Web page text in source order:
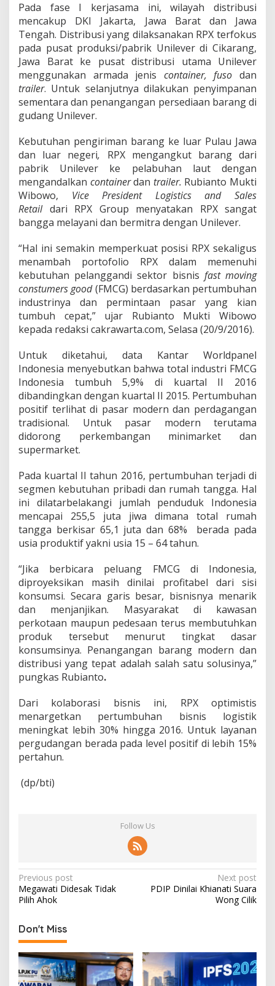
k
e
t
J
a
s
a
L
o
g
t
i
T
e
r
p
a
d
Pada fase I kerjasama ini, wilayah distribusi
mencakup DKI Jakarta, Jawa Barat dan Jawa
Tengah. Distribusi yang dilaksanakan RPX terfokus
pada pusat produksi/pabrik Unilever di Cikarang,
Jawa Barat ke pusat distribusi utama Unilever
menggunakan armada jenis container, fuso dan
trailer. Untuk selanjutnya dilakukan penyimpanan
sementara dan penangangan persediaan barang di
gudang Unilever.
Kebutuhan pengiriman barang ke luar Pulau Jawa
dan luar negeri, RPX mengangkut barang dari
pabrik Unilever ke pelabuhan laut dengan
mengandalkan containerdan trailer. Rubianto Mukti
Wibowo, Vice President Logistics
and Sales
Retail dari RPX Group menyatakan RPX sangat
bangga melayani dan bermitra dengan Unilever.
“Hal ini semakin memperkuat posisi RPX sekaligus
menambah portofolio RPX dalam memenuhi
kebutuhan pelanggandi sektor bisnis fast moving
constumers good(FMCG) berdasarkan pertumbuhan
industrinya dan permintaan pasar yang kian
tumbuh cepat,” ujar Rubianto Mukti Wibowo
kepada redaksi cakrawarta.com, Selasa (20/9/2016).
Untuk diketahui, data Kantar Worldpanel
Indonesia menyebutkan bahwa total industri FMCG
Indonesia tumbuh 5,9% di kuartal II 2016
dibandingkan dengan kuartal II 2015. Pertumbuhan
positif terlihat di pasar modern dan perdagangan
tradisional. Untuk pasar modern terutama
didorong perkembangan minimarket dan
supermarket.
Pada kuartal II tahun 2016, pertumbuhan terjadi di
segmen kebutuhan pribadi dan rumah tangga. Hal
ini dilatarbelakangi jumlah penduduk Indonesia
mencapai 255,5 juta jiwa dimana total rumah
tangga berkisar 65,1 juta dan 68% berada pada
usia produktif yakni usia 15 – 64 tahun.
“Jika berbicara peluang FMCG di Indonesia,
diproyeksikan masih dinilai profitabel dari sisi
konsumsi. Secara garis besar, bisnisnya menarik
dan menjanjikan. Masyarakat di kawasan
perkotaan maupun pedesaan terus membutuhkan
produk tersebut menurut tingkat dasar
konsumsinya. Penangangan barang modern dan
distribusi yang tepat adalah salah satu solusinya,”
pungkas Rubianto.
Dari kolaborasi bisnis ini, RPX optimistis
menargetkan pertumbuhan bisnis logistik
meningkat lebih 30% hingga 2016. Untuk layanan
pergudangan berada pada level positif di lebih 15%
pertahun.
(dp/bti)
Follow Us
P
o
t
n
a
Previous post
Megawati Didesak Tidak
Pilih Ahok
Next post
PDIP Dinilai Khianati Suara
Wong Cilik
Don't Miss